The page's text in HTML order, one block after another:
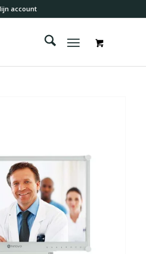
account